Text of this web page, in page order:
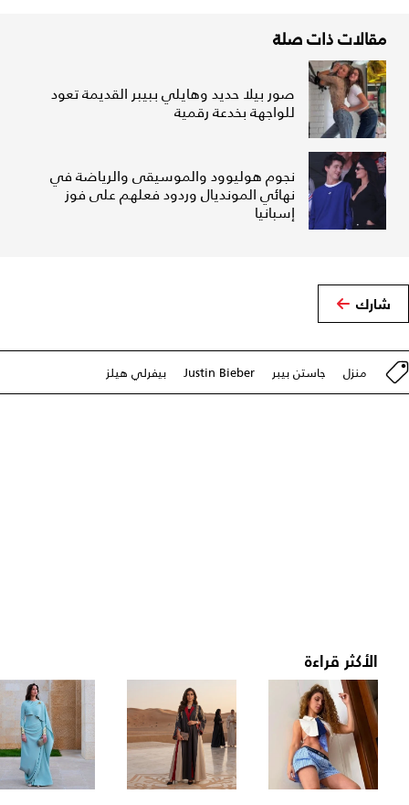
مقالات ذات صلة
صور بيلا حديد وهايلي ببيبر القديمة تعود
للواجهة بخدعة رقمية
نجوم هوليوود والموسيقى والرياضة في
نهائي المونديال وردود فعلهم على فوز
إسبانيا
شارك
منزل جاستن بيبر Justin Bieber بيفرلي هيلز
الأكثر قراءة